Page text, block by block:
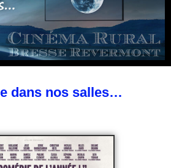
dans nos salles…